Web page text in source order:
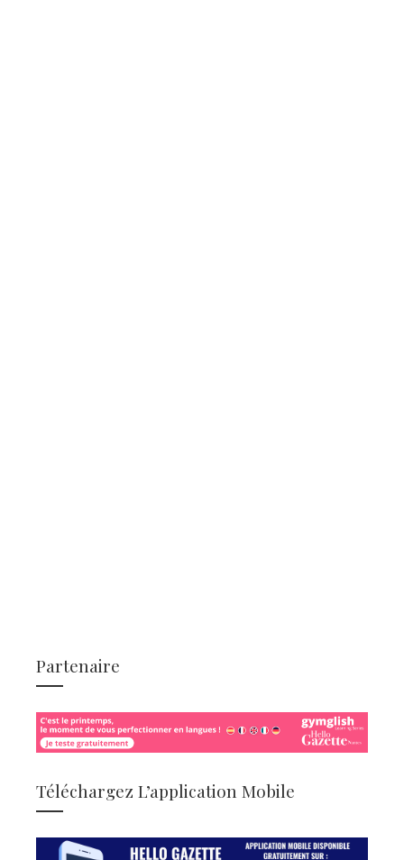
Partenaire
Téléchargez L’application Mobile